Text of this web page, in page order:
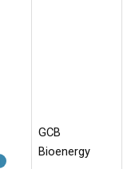
GCB
Bioenergy